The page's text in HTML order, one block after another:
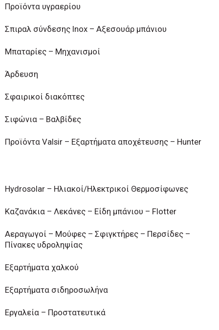
Προϊόντα υγραερίου
Σπιραλ σύνδεσης Inox – Αξεσουάρ μπάνιου
Μπαταρίες – Μηχανισμοί
Άρδευση
Σφαιρικοί διακόπτες
Σιφώνια – Βαλβίδες
Προϊόντα Valsir – Εξαρτήματα αποχέτευσης – Hunter
Hydrosolar – Ηλιακοί/Ηλεκτρικοί Θερμοσίφωνες
Καζανάκια – Λεκάνες – Είδη μπάνιου – Flotter
Αεραγωγοί – Μούφες – Σφιγκτήρες – Περσίδες –
Πίνακες υδροληψίας
Εξαρτήματα χαλκού
Εξαρτήματα σιδηροσωλήνα
Εργαλεία – Προστατευτικά